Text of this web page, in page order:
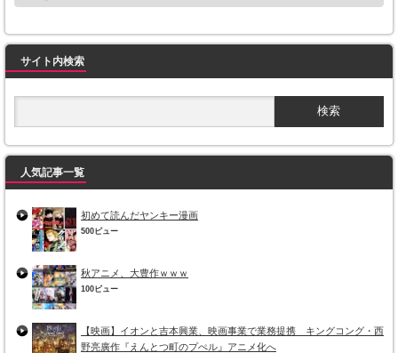
サイト内検索
人気記事一覧
初めて読んだヤンキー漫画
500ビュー
秋アニメ、大豊作ｗｗｗ
100ビュー
【映画】イオンと吉本興業、映画事業で業務提携 キングコング・西
野亮廣作『えんとつ町のプぺル』アニメ化へ